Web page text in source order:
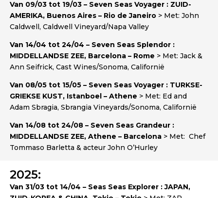
Van 09/03 tot 19/03 – Seven Seas Voyager : ZUID-
AMERIKA, Buenos Aires – Rio de Janeiro > Met: John
Caldwell, Caldwell Vineyard/Napa Valley
Van 14/04 tot 24/04 – Seven Seas Splendor :
MIDDELLANDSE ZEE, Barcelona – Rome > Met: Jack &
Ann Seifrick, Cast Wines/Sonoma, Californië
Van 08/05 tot 15/05 – Seven Seas Voyager : TURKSE-
GRIEKSE KUST, Istanboel – Athene > Met: Ed and
Adam Sbragia, Sbrangia Vineyards/Sonoma, Californië
Van 14/08 tot 24/08 – Seven Seas Grandeur :
MIDDELLANDSE ZEE, Athene – Barcelona > Met: Chef
Tommaso Barletta & acteur John O’Hurley
2025:
Van 31/03 tot 14/04 – Seas Seas Explorer : JAPAN,